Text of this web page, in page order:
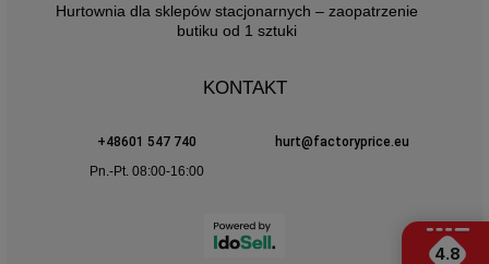
Hurtownia dla sklepów stacjonarnych – zaopatrzenie
butiku od 1 sztuki
KONTAKT
+48601 547 740
hurt@factoryprice.eu
Pn.-Pt. 08:00-16:00
4.8